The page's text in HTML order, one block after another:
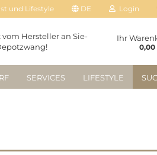
und Lifestyle DE Login
Hersteller an Sie-
Ihr
0,00
SERVICES LIFESTYLE